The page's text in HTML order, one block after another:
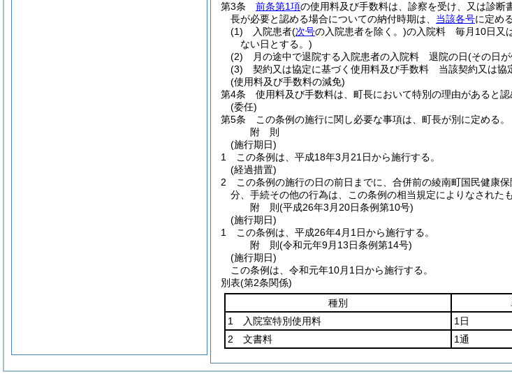
第3条
前条第1項の使用料及び手数料は、診察を受け、又は診断
長が必要と認める場合についての納付時期は、 当該各号に定め
(1)
入院患者(次号の入院患者を除く。)の入院料 毎月10日又
ない日とする。)
(2)
月の途中で退院する入院患者の入院料 退院の日(その日
(3)
契約又は協定に基づく使用料及び手数料 当該契約又は協
(使用料及び手数料の減免)
第4条
使用料及び手数料は、町長において特別の理由があると
(委任)
第5条
この条例の施行に関し必要な事項は、町長が別に定める。
附 則
(施行期日)
1
この条例は、平成18年3月21日から施行する。
(経過措置)
2
この条例の施行の日の前日までに、合併前の綾南町国民健康
分、手続その他の行為は、この条例の相当規定によりなされた
附 則(平成26年3月20日条例第10号)
(施行期日)
1
この条例は、平成26年4月1日から施行する。
附 則(令和元年9月13日条例第14号)
(施行期日)
この条例は、令和元年10月1日から施行する。
別表(第2条関係)
種別
1 入院室特別使用料
1日
2 文書料
1通